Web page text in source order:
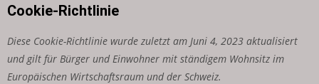
Cookie-Richtlinie
Diese Cookie-Richtlinie wurde zuletzt am Juni 4, 2023 aktualisiert
und gilt für Bürger und Einwohner mit ständigem Wohnsitz im
Europäischen Wirtschaftsraum und der Schweiz.